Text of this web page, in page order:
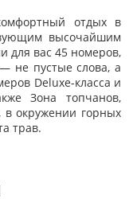
отдых в
высочайшим
для вас 45 номеров,
не пустые слова, а
Deluxe-класса и
Зона топчанов,
окружении горных
трав.